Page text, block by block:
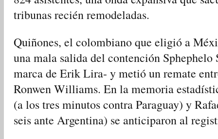
tribunas recién remodeladas.
Quiñones, el colombiano que eligió a
una mala salida del contención
marca de Erik Lira- y metió un remate
Ronwen Williams. En la memoria
(a los tres minutos contra Paraguay) y
seis ante Argentina) se anticiparon al